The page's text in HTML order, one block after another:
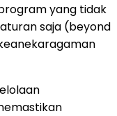
yang tidak
saja (beyond